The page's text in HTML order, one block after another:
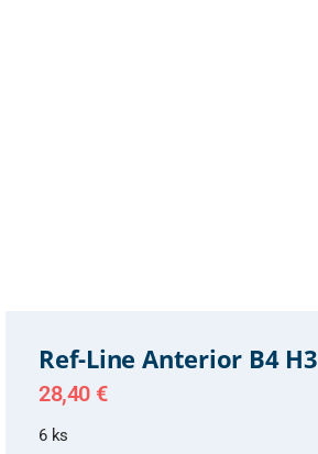
Ref-Line Anterior B4 H3
28,40 €
6 ks